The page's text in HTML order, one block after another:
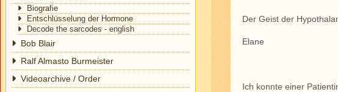
Biografie
Entschlüsselung der Hormone
Decode the sarcodes - english
Bob Blair
Ralf Almasto Burmeister
Videoarchive / Order
Der Geist der
Elane
Ich konnte einer